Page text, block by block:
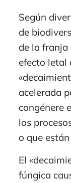
Según
de
de la
efecto letal
acelerada
congénere
los
o que
El
fúngica